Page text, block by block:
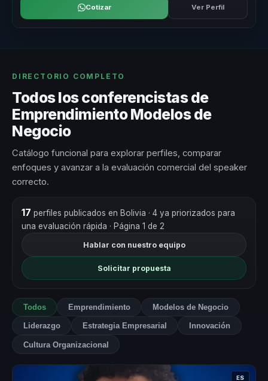
Cotizar Ver Perfil
DIRECTORIO COMPLETO
Todos los conferencistas de
Emprendimiento Modelos de
Negocio
Catálogo funcional para explorar perfiles, comparar
enfoques y avanzar a la evaluación comercial del speaker
correcto.
17 perfiles publicados en Bolivia · 4 ya priorizados para
una evaluación rápida · Página 1 de 2
Hablar con nuestro equipo
Solicitar propuesta
Todos Emprendimiento Modelos de Negocio
Liderazgo Estrategia Empresarial Innovación
Cultura Organizacional
ES